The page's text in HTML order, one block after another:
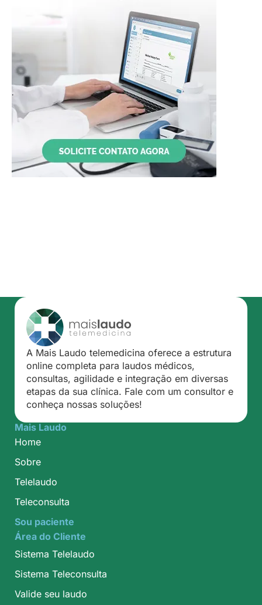
A Mais Laudo telemedicina oferece a estrutura
online completa para laudos médicos,
consultas, agilidade e integração em diversas
etapas da sua clínica. Fale com um consultor e
conheça nossas soluções!
Mais Laudo
Home
Sobre
Telelaudo
Teleconsulta
Sou paciente
Área do Cliente
Sistema Telelaudo
Sistema Teleconsulta
Valide seu laudo